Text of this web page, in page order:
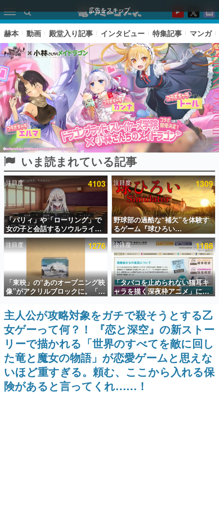
広告をスキップ
ピックアップ
電ファミのいま読まれている記事ランキング
アプリセール情報
インタビュー
連載・特集一覧
殿堂入り記事
SNS拡散数が数千以上！ ページビュー数万以上！ などな
ど。多くの人々に読まれた、電ファミ渾身の“殿堂入り”記
事をまとめました。
ゲームの企画書
名作ゲームクリエイターの方々に製作時のエピソードをお
聞きし、ヒットする企画（ゲーム）とは何か？を探ってい
きます。
赫本
この物語を解いてはいけない。『赫本』は、〈試験問題〉
の形をした短編ホラー小説集です。
新世代に訊く
赫本 動画 殿堂入り記事 インタビュー 特集記事 マンガ
いま読まれている記事
注目度 4103
「パリィ」や「ローリング」で
女の子と会話するソウルライク
恋愛ゲーム『小早川さんはソウ
ルライク』無料公開。返事に失
敗すると「YOU DIED」
注目度 1309
野球部の過酷な“補欠”を体験す
るゲーム『球ひろい
Simulator』が「1件」のウィッ
シュリストをもとにチェコ語に
対応しSNSで話題に。『キング
ダム・カム』開発元やチェコの
プロ野球選手から称賛の声
注目度 1276
「東映」の“あのオープニング映
像”がアクリルブロックに。「東
映ヒストリカル グッズコレクシ
ョン」が8月下旬より発売
注目度 1188
「タバコを止められない猫耳キ
ャラを描く深夜枠アニメ」に視
聴者の一部から批判意見。違法
薬物の使用と思しき描写も含め
て、BPOが議論を交わす
主人公が攻略対象をガチで殺そうとする乙
女ゲーって何？！ 『恋と深空』の新ストー
リーで描かれる「世界のすべてを敵に回し
た竜と魔女の物語」が恋愛ゲームと思えな
いほど重すぎる。頼む、ここから入れる保
険があると言ってくれ……！